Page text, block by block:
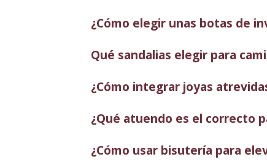
¿Cómo elegir unas botas de
Qué sandalias elegir para
¿Cómo integrar joyas
¿Qué atuendo es el correcto
¿Cómo usar bisutería para